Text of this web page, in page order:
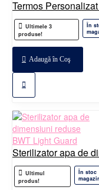
Termos
Ultimele 3
produse!
În
Adaugă în Coş
Sterilizator apa de
Ultimul
produs!
În stoc